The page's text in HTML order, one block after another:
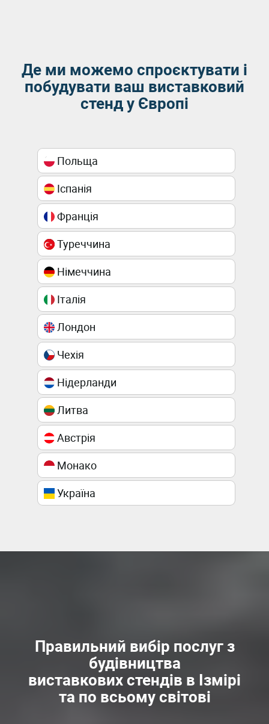
Де ми можемо спроєктувати і
побудувати ваш виставковий
стенд у Європі
Польща
Іспанія
Франція
Туреччина
Німеччина
Італія
Лондон
Чехія
Нідерланди
Литва
Австрія
Монако
Україна
Правильний вибір послуг з
будівництва
виставкових стендів в Ізмірі
та по всьому світові